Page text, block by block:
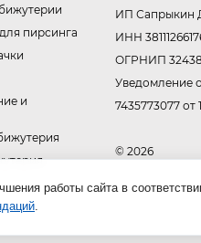
пирсинга
и
ИП Сапрыкин
ИНН
ОГРНИП
Уведомление
7435773077 от
© 2026
работы сайта в
.